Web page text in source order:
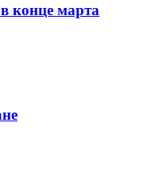
конце марта